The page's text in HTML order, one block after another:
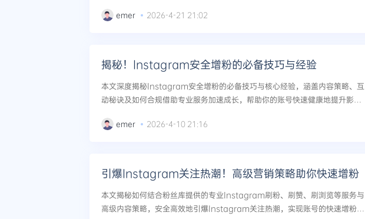
emer 2026-4-21 21:02
揭秘！Instagram安全增粉的必备技巧与经验
本文深度揭秘Instagram安全增粉的必备技巧与核心经验，涵盖内容策略、互
动秘诀及如何合规借助专业服务加速成长，帮助你的账号快速健康地提升影响
emer 2026-4-10 21:16
引爆Instagram关注热潮！高级营销策略助你快速增粉
本文揭秘如何结合粉丝库提供的专业Instagram刷粉、刷赞、刷浏览等服务与
高级内容策略，安全高效地引爆Instagram关注热潮，实现账号的快速增粉与